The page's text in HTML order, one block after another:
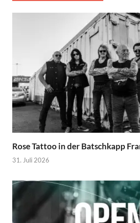
Rose Tattoo in der Batschkapp
31. Juli 2026